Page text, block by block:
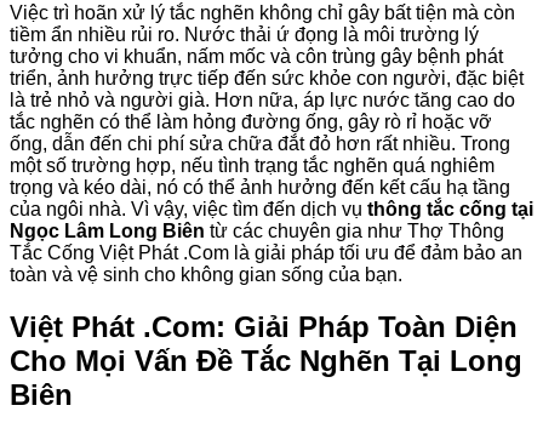
Việc trì hoãn xử lý tắc nghẽn không chỉ gây bất tiện mà còn
tiềm ẩn nhiều rủi ro. Nước thải ứ đọng là môi trường lý
tưởng cho vi khuẩn, nấm mốc và côn trùng gây bệnh phát
triển, ảnh hưởng trực tiếp đến sức khỏe con người, đặc biệt
là trẻ nhỏ và người già. Hơn nữa, áp lực nước tăng cao do
tắc nghẽn có thể làm hỏng đường ống, gây rò rỉ hoặc vỡ
ống, dẫn đến chi phí sửa chữa đắt đỏ hơn rất nhiều. Trong
một số trường hợp, nếu tình trạng tắc nghẽn quá nghiêm
trọng và kéo dài, nó có thể ảnh hưởng đến kết cấu hạ tầng
của ngôi nhà. Vì vậy, việc tìm đến dịch vụ thông tắc cống tại
Ngọc Lâm Long Biên từ các chuyên gia như Thợ Thông
Tắc Cống Việt Phát .Com là giải pháp tối ưu để đảm bảo an
toàn và vệ sinh cho không gian sống của bạn.
Việt Phát .Com: Giải Pháp Toàn Diện
Cho Mọi Vấn Đề Tắc Nghẽn Tại Long
Biên